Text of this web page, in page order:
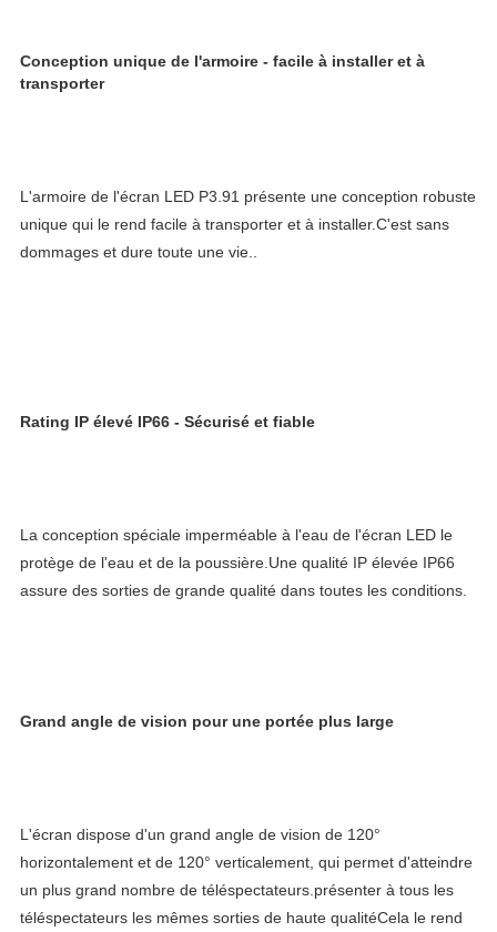
Conception unique de l'armoire - facile à installer et à
transporter
L'armoire de l'écran LED P3.91 présente une conception robuste
unique qui le rend facile à transporter et à installer.C'est sans
dommages et dure toute une vie..
Rating IP élevé IP66 - Sécurisé et fiable
La conception spéciale imperméable à l'eau de l'écran LED le
protège de l'eau et de la poussière.Une qualité IP élevée IP66
assure des sorties de grande qualité dans toutes les conditions.
Grand angle de vision pour une portée plus large
L'écran dispose d'un grand angle de vision de 120°
horizontalement et de 120° verticalement, qui permet d'atteindre
un plus grand nombre de téléspectateurs.présenter à tous les
téléspectateurs les mêmes sorties de haute qualitéCela le rend